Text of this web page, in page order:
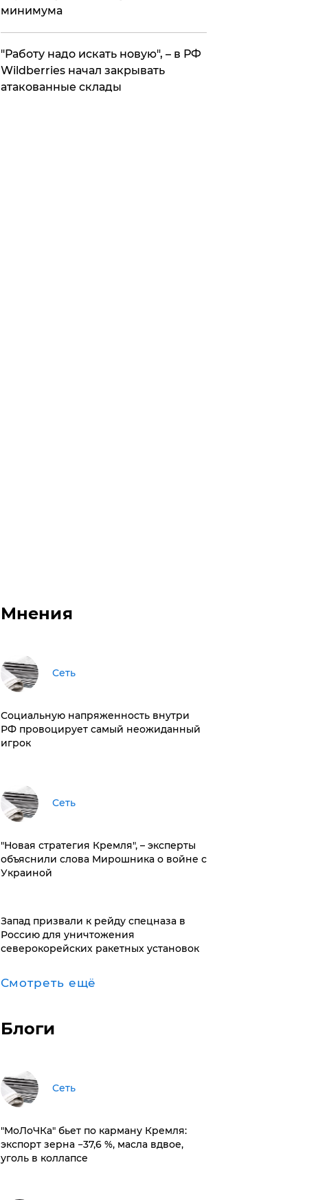
минимума
"Работу надо искать новую", – в РФ
Wildberries начал закрывать
атакованные склады
Мнения
Сеть
Социальную напряженность внутри
РФ провоцирует самый неожиданный
игрок
Сеть
"Новая стратегия Кремля", – эксперты
объяснили слова Мирошника о войне с
Украиной
Запад призвали к рейду спецназа в
Россию для уничтожения
северокорейских ракетных установок
Смотреть ещё
Блоги
Сеть
​"МоЛоЧКа" бьет по карману Кремля:
экспорт зерна −37,6 %, масла вдвое,
уголь в коллапсе